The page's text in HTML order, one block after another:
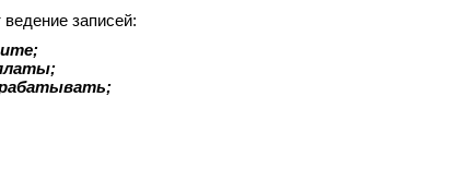
записей: